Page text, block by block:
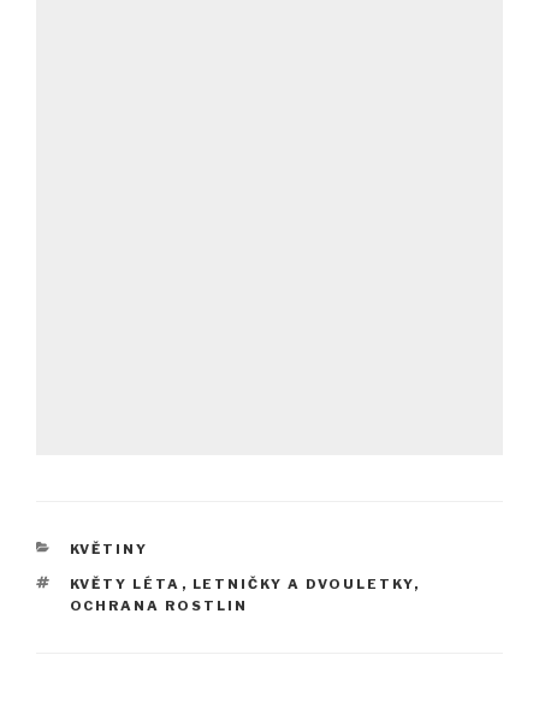
RUBRIKY
KVĚTINY
ŠTÍTKY
KVĚTY LÉTA , LETNIČKY A DVOULETKY,
OCHRANA ROSTLIN